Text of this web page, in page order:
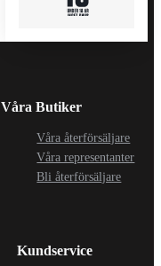
Våra Butiker
Våra återförsäljare
Våra representanter
Bli återförsäljare
Kundservice